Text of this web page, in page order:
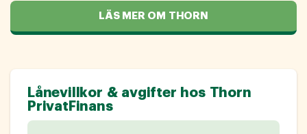
LÄS MER OM THORN
Lånevillkor & avgifter hos Thorn
PrivatFinans